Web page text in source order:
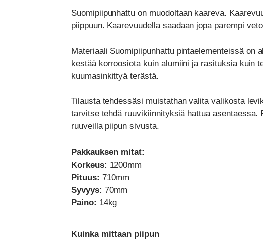
Suomipiipunhattu on muodoltaan kaareva.
piippuun. Kaarevuudella saadaan jopa parempi
Materiaali Suomipiipunhattu pintaelementeissä
kestää korroosiota kuin alumiini ja rasituksia kuin
kuumasinkittyä terästä.
Tilausta tehdessäsi muistathan valita valikosta
tarvitse tehdä ruuvikiinnityksiä hattua
ruuveilla piipun sivusta.
Pakkauksen mitat:
Korkeus: 1200mm
Pituus: 710mm
Syvyys: 70mm
Paino: 14kg
Kuinka mittaan piipun